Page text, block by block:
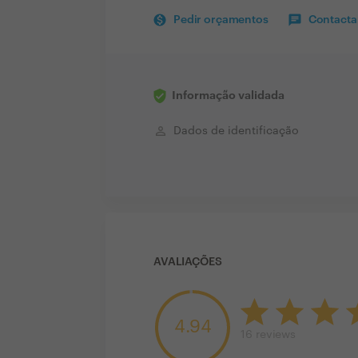
Pedir orçamentos
Informação validada
perm_identity Dados de identificação
AVALIAÇÕES
4.94